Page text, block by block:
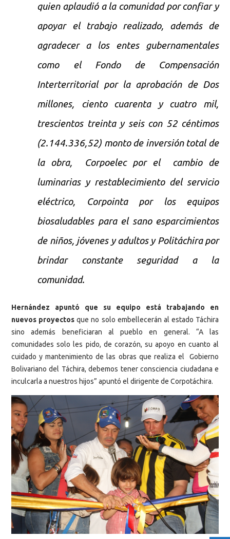
quien aplaudió a la comunidad por confiar y
apoyar el trabajo realizado, además de
agradecer a los entes gubernamentales
como el Fondo de Compensación
Interterritorial por la aprobación de Dos
millones, ciento cuarenta y cuatro mil,
trescientos treinta y seis con 52 céntimos
(2.144.336,52) monto de inversión total de
la obra, Corpoelec por el cambio de
luminarias y restablecimiento del servicio
eléctrico, Corpointa por los equipos
biosaludables para el sano esparcimientos
de niños, jóvenes y adultos y Politáchira por
brindar constante seguridad a la
comunidad.
Hernández apuntó que su equipo está trabajando en
nuevos proyectos que no solo embellecerán al estado Táchira
sino además beneficiaran al pueblo en general. “A las
comunidades solo les pido, de corazón, su apoyo en cuanto al
cuidado y mantenimiento de las obras que realiza el Gobierno
Bolivariano del Táchira, debemos tener consciencia ciudadana e
inculcarla a nuestros hijos” apuntó el dirigente de Corpotáchira.